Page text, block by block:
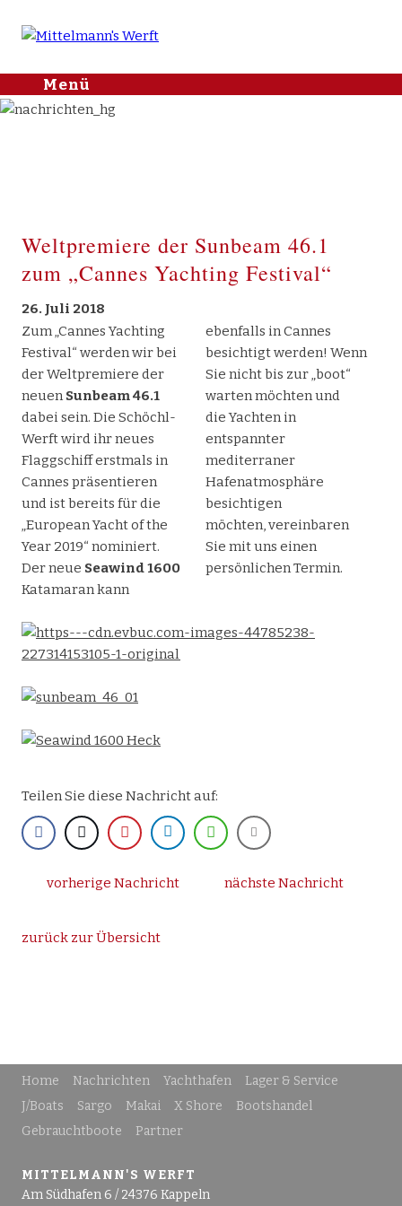
Mittelmann's
Werft
Menü
Home
Sargo
Makai
X Shore
Bootshandel
Gebrauchtboote
Kontakt
2018
2017
2016
2015
Weltpremiere der Sunbeam 46.1
zum „Cannes Yachting Festival“
26. Juli 2018
Zum „Cannes Yachting
Festival“ werden wir bei
der Weltpremiere der
neuenSunbeam 46.1
dabei sein. Die Schöchl-
Werft wird ihr neues
Flaggschiff erstmals in
Cannes präsentieren
und ist bereits für die
„European Yacht of the
Year 2019“ nominiert.
Der neue Seawind 1600
Katamaran kann
ebenfalls in Cannes
besichtigt werden! Wenn
Sie nicht bis zur „boot“
warten möchten und
die Yachten in
entspannter
mediterraner
Hafenatmosphäre
besichtigen
möchten, vereinbaren
Sie mit uns einen
persönlichen Termin.
Teilen Sie diese Nachricht auf:
vorherige Nachricht nächste Nachricht
zurück zur Übersicht
Home Nachrichten Yachthafen
Lager & Service
J/Boats
Sargo Makai X Shore
Bootshandel
Gebrauchtboote
Partner
MITTELMANN'S WERFT
Am Südhafen 6 / 24376 Kappeln